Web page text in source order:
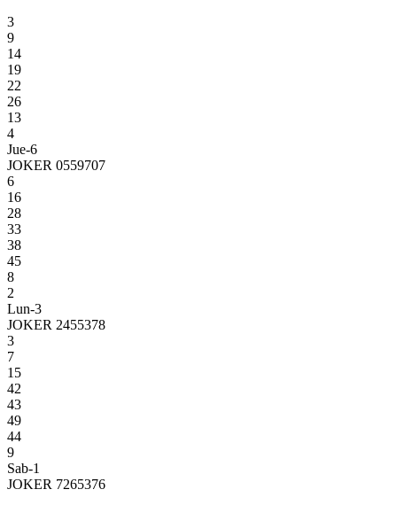
3
9
14
19
22
26
13
4
Jue-6
JOKER 0559707
6
16
28
33
38
45
8
2
Lun-3
JOKER 2455378
3
7
15
42
43
49
44
9
Sab-1
JOKER 7265376